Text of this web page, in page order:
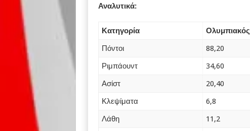
Αναλυτικά:
Κατηγορία Ολυμπιακός
Πόντοι
88,20
Ριμπάουντ
34,60
Ασίστ
20,40
Κλεψίματα
6,8
Λάθη
11,2